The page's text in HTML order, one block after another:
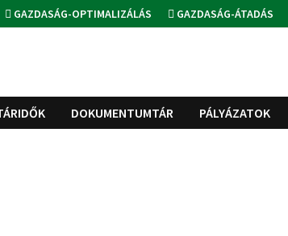
GAZDASÁG-OPTIMALIZÁLÁS GAZDASÁG-ÁTADÁS
DOKUMENTUMTÁR PÁLYÁZATOK